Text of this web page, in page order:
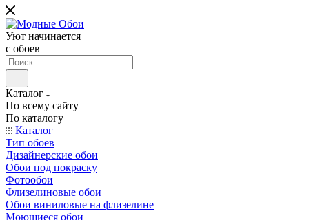
Уют начинается
c обоев
Каталог
По всему сайту
По каталогу
Каталог
Тип обоев
Дизайнерские обои
Обои под покраску
Фотообои
Флизелиновые обои
Обои виниловые на флизелине
Моющиеся обои